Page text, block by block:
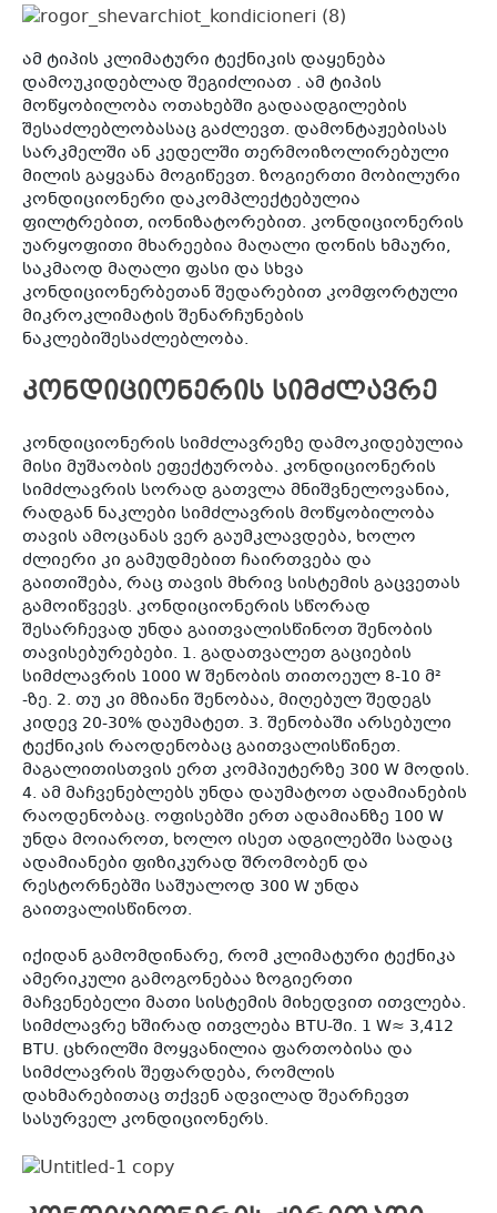
ამ ტიპის კლიმატური ტექნიკის დაყენება
დამოუკიდებლად შეგიძლიათ . ამ ტიპის
მოწყობილობა ოთახებში გადაადგილების
შესაძლებლობასაც გაძლევთ. დამონტაჟებისას
სარკმელში ან კედელში თერმოიზოლირებული
მილის გაყვანა მოგიწევთ. ზოგიერთი მობილური
კონდიციონერი დაკომპლექტებულია
ფილტრებით, იონიზატორებით. კონდიციონერის
უარყოფითი მხარეებია მაღალი დონის ხმაური,
საკმაოდ მაღალი ფასი და სხვა
კონდიციონერბეთან შედარებით კომფორტული
მიკროკლიმატის შენარჩუნების
ნაკლებიშესაძლებლობა.
კონდიციონერის სიმძლავრე
კონდიციონერის სიმძლავრეზე დამოკიდებულია
მისი მუშაობის ეფექტურობა. კონდიციონერის
სიმძლავრის სორად გათვლა მნიშვნელოვანია,
რადგან ნაკლები სიმძლავრის მოწყობილობა
თავის ამოცანას ვერ გაუმკლავდება, ხოლო
ძლიერი კი გამუდმებით ჩაირთვება და
გაითიშება, რაც თავის მხრივ სისტემის გაცვეთას
გამოიწვევს. კონდიციონერის სწორად
შესარჩევად უნდა გაითვალისწინოთ შენობის
თავისებურებები. 1. გადათვალეთ გაციების
სიმძლავრის 1000 W შენობის თითოეულ 8-10 მ²
-ზე. 2. თუ კი მზიანი შენობაა, მიღებულ შედეგს
კიდევ 20-30% დაუმატეთ. 3. შენობაში არსებული
ტექნიკის რაოდენობაც გაითვალისწინეთ.
მაგალითისთვის ერთ კომპიუტერზე 300 W მოდის.
4. ამ მაჩვენებლებს უნდა დაუმატოთ ადამიანების
რაოდენობაც. ოფისებში ერთ ადამიანზე 100 W
უნდა მოიაროთ, ხოლო ისეთ ადგილებში სადაც
ადამიანები ფიზიკურად შრომობენ და
რესტორნებში საშუალოდ 300 W უნდა
გაითვალისწინოთ.
იქიდან გამომდინარე, რომ კლიმატური ტექნიკა
ამერიკული გამოგონებაა ზოგიერთი
მაჩვენებელი მათი სისტემის მიხედვით ითვლება.
სიმძლავრე ხშირად ითვლება BTU-ში. 1 W≈ 3,412
BTU. ცხრილში მოყვანილია ფართობისა და
სიმძლავრის შეფარდება, რომლის
დახმარებითაც თქვენ ადვილად შეარჩევთ
სასურველ კონდიციონერს.